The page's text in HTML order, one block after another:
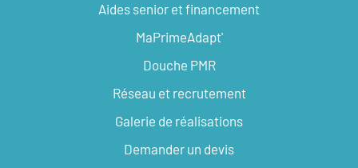
Aides senior et financement
MaPrimeAdapt'
Douche PMR
Réseau et recrutement
Galerie de réalisations
Demander un devis